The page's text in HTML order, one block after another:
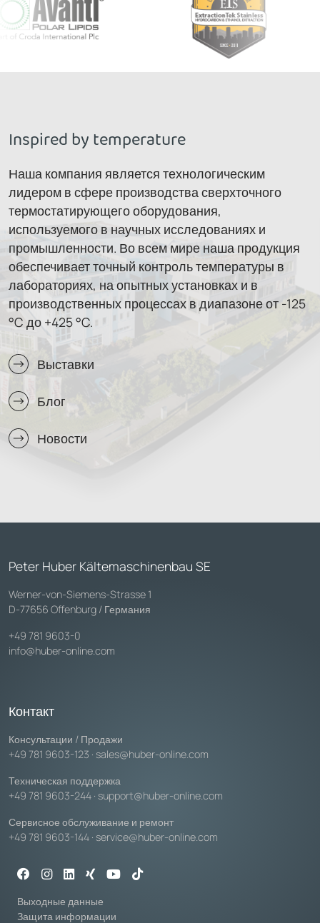
Inspired by temperature
Наша компания является технологическим
лидером в сфере производства сверхточного
термостатирующего оборудования,
используемого в научных исследованиях и
промышленности. Во всем мире наша продукция
обеспечивает точный контроль температуры в
лабораториях, на опытных установках и в
производственных процессах в диапазоне от -125
°C до +425 °C.
Выставки
Блог
Новости
Peter Huber Kältemaschinenbau SE
Werner-von-Siemens-Strasse 1
D-77656 Offenburg / Германия
+49 781 9603-0
info@huber-online.com
Контакт
Консультации / Продажи
+49 781 9603-123 · sales@huber-online.com
Техническая поддержка
+49 781 9603-244 · support@huber-online.com
Сервисное обслуживание и ремонт
+49 781 9603-144 · service@huber-online.com
Выходные данные
Защита информации